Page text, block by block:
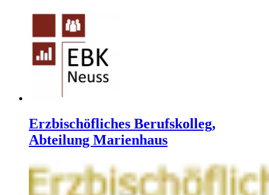
Erzbischöfliches Berufskolleg,
Abteilung Marienhaus